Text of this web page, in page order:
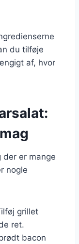
du tilføje
af, hvor
er mange
nogle
grillet
ret.
bacon